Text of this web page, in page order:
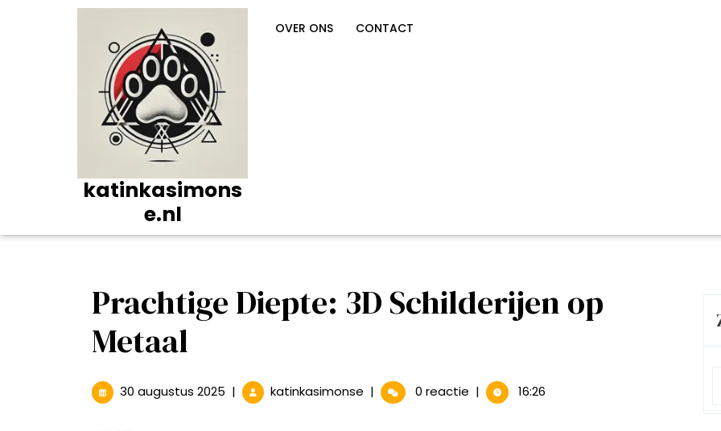
katinkasimons
e.nl
OVER ONS CONTACT
Prachtige Diepte: 3D Schilderijen op
Metaal
30 augustus 2025 30
augustus
| katinkasimonse Prachtige
Diepte:
| 0 reactie | 16:26